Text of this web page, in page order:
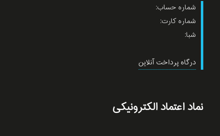
شماره حساب:
شماره کارت:
شبا:
درگاه پرداخت آنلاین
نماد اعتماد الکترونیکی